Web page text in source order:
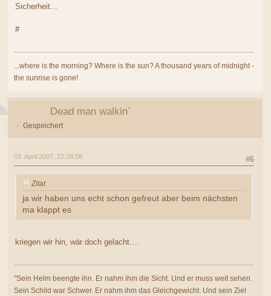
Sicherheit...
#
...where is the morning? Where is the sun? A thousand years of midnight -
the sunrise is gone!
Dead man walkin`
Gespeichert
#6
03. April 2007, 22:28:58
Zitat
ja wir haben uns echt schon gefreut aber beim nächsten
ma klappt es
kriegen wir hin, wär doch gelacht....
"Sein Helm beengte ihn. Er nahm ihm die Sicht. Und er muss weit sehen.
Sein Schild war Schwer. Er nahm ihm das Gleichgewicht. Und sein Ziel